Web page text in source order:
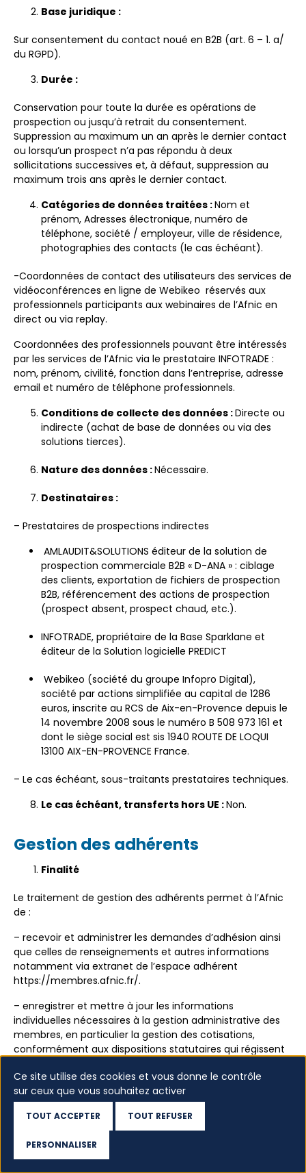
Base juridique :
Sur consentement du contact noué en B2B (art. 6 – 1. a/
du RGPD).
Durée :
Conservation pour toute la durée es opérations de
prospection ou jusqu’à retrait du consentement.
Suppression au maximum un an après le dernier contact
ou lorsqu’un prospect n’a pas répondu à deux
sollicitations successives et, à défaut, suppression au
maximum trois ans après le dernier contact.
Catégories de données traitées :Nom et
prénom, Adresses électronique, numéro de
téléphone, société / employeur, ville de résidence,
photographies des contacts (le cas échéant).
-Coordonnées de contact des utilisateurs des services de
vidéoconférences en ligne de Webikeo réservés aux
professionnels participants aux webinaires de l’Afnic en
direct ou via replay.
Coordonnées des professionnels pouvant être intéressés
par les services de l’Afnic via le prestataire INFOTRADE :
nom, prénom, civilité, fonction dans l’entreprise, adresse
email et numéro de téléphone professionnels.
Conditions de collecte des données :Directe ou
indirecte (achat de base de données ou via des
solutions tierces).
Nature des données :Nécessaire.
Destinataires :
– Prestataires de prospections indirectes
AMLAUDIT&SOLUTIONS éditeur de la solution de
prospection commerciale B2B « D-ANA » : ciblage
des clients, exportation de fichiers de prospection
B2B, référencement des actions de prospection
(prospect absent, prospect chaud, etc.).
INFOTRADE, propriétaire de la Base Sparklane et
éditeur de la Solution logicielle PREDICT
Webikeo (société du groupe Infopro Digital),
société par actions simplifiée au capital de 1286
euros, inscrite au RCS de Aix-en-Provence depuis le
14 novembre 2008 sous le numéro B 508 973 161 et
dont le siège social est sis 1940 ROUTE DE LOQUI
13100 AIX-EN-PROVENCE France.
– Le cas échéant, sous-traitants prestataires techniques.
Le cas échéant, transferts hors UE :Non.
Gestion des adhérents
Finalité
Le traitement de gestion des adhérents permet à l’Afnic
de :
– recevoir et administrer les demandes d’adhésion ainsi
que celles de renseignements et autres informations
notamment via extranet de l’espace adhérent
https://membres.afnic.fr/.
– enregistrer et mettre à jour les informations
individuelles nécessaires à la gestion administrative des
membres, en particulier la gestion des cotisations,
conformément aux dispositions statutaires qui régissent
– établir, pour répondre à des besoins de gestion, des
états statistiques ou des listes de membres ou de
contacts, notamment en vue d’adresser bulletins,
convocations, documents préparatoires des instances de
l’association, newsletter. Lorsque ces listes sont sélectives,
les critères retenus sont objectifs et se fondent
Accédez au WHOIS
Ce site utilise des cookies et vous donne le contrôle
sur ceux que vous souhaitez activer
TOUT ACCEPTER TOUT REFUSER
PERSONNALISER